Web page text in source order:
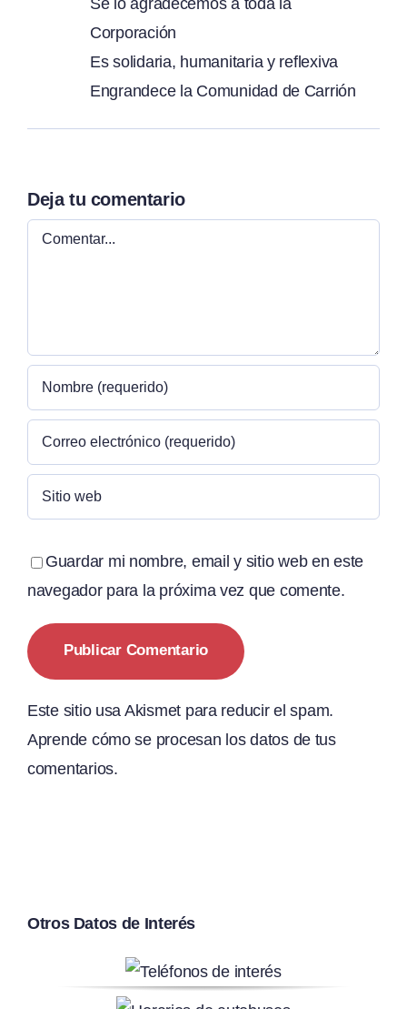
Se lo agradecemos a toda la
Corporación
Es solidaria, humanitaria y reflexiva
Engrandece la Comunidad de Carrión
Deja tu comentario
Comentar
Guardar mi nombre, email y sitio web en este
navegador para la próxima vez que comente.
Este sitio usa Akismet para reducir el spam.
Aprende cómo se procesan los datos de tus
comentarios.
Otros Datos de Interés